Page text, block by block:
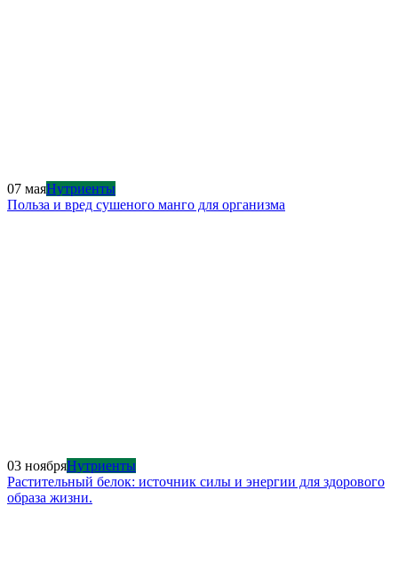
07 маяНутриенты
Польза и вред сушеного манго для организма
03 ноябряНутриенты
Растительный белок: источник силы и энергии для здорового
образа жизни.